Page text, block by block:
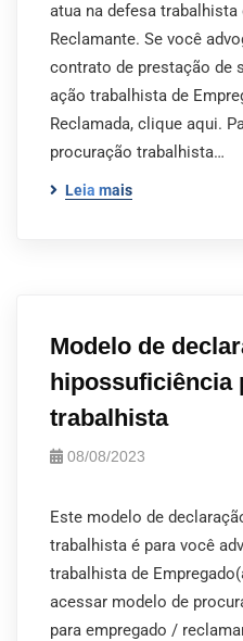
atua na defesa trabalhista
Reclamante. Se você
contrato de prestação de
ação trabalhista de
Reclamada, clique aqui.
procuração trabalhista…
Leia mais
Modelo de
hipossuficiência
trabalhista
08/08/2023
Este modelo de
trabalhista é para você
trabalhista de
acessar modelo de
para empregado /